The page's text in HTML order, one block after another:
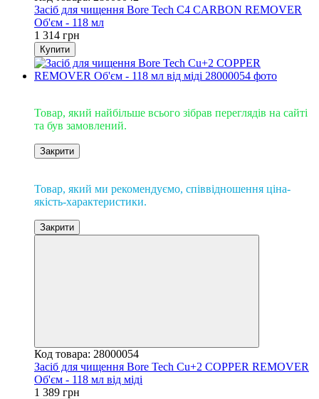
Засіб для чищення Bore Tech C4 CARBON REMOVER
Об'єм - 118 мл
1 314 грн
Купити
Товар, який найбільше всього зібрав переглядів на сайті
та був замовлений.
Закрити
Товар, який ми рекомендуємо, співвідношення ціна-
якість-характеристики.
Закрити
Код товара: 28000054
Засіб для чищення Bore Tech Cu+2 COPPER REMOVER
Об'єм - 118 мл від міді
1 389 грн